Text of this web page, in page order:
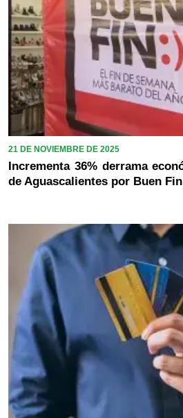
21 DE NOVIEMBRE DE 2025
Incrementa 36% derrama
de Aguascalientes por Buen